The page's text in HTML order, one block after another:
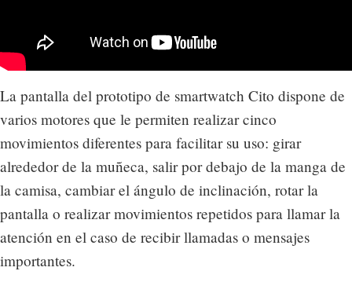
La pantalla del prototipo de smartwatch Cito dispone de
varios motores que le permiten realizar cinco
movimientos diferentes para facilitar su uso: girar
alrededor de la muñeca, salir por debajo de la manga de
la camisa, cambiar el ángulo de inclinación, rotar la
pantalla o realizar movimientos repetidos para llamar la
atención en el caso de recibir llamadas o mensajes
importantes.